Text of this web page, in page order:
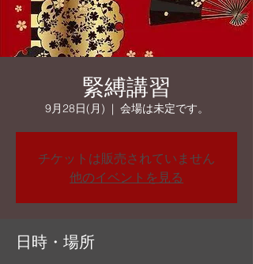
緊縛講習
9月28日(月)
  |
会場は未定です。
チケットは販売されていません
他のイベントを見る
日時・場所